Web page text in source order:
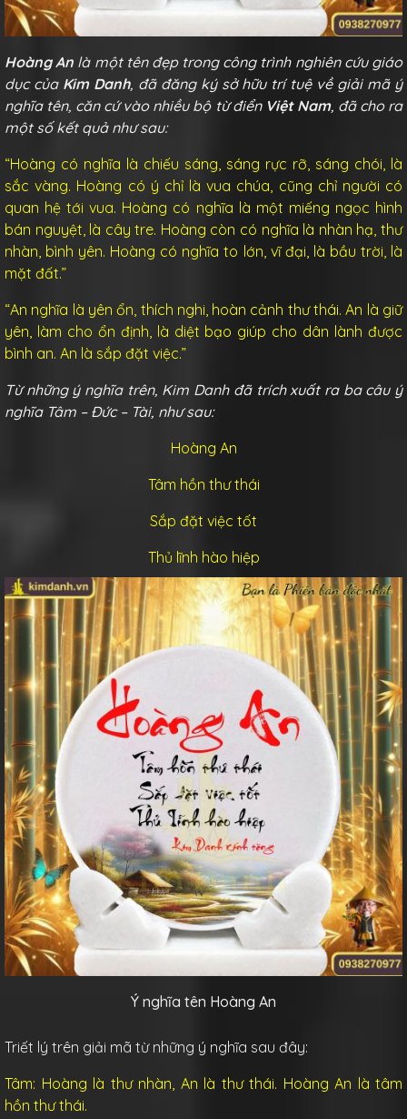
Hoàng An là một tên đẹp trong công trình nghiên cứu giáo
dục của Kim Danh, đã đăng ký sở hữu trí tuệ về giải mã ý
nghĩa tên, căn cứ vào nhiều bộ từ điển Việt Nam, đã cho ra
một số kết quả như sau:
“Hoàng có nghĩa là chiếu sáng, sáng rực rỡ, sáng chói, là
sắc vàng. Hoàng có ý chỉ là vua chúa, cũng chỉ người có
quan hệ tới vua. Hoàng có nghĩa là một miếng ngọc hình
bán nguyệt, là cây tre. Hoàng còn có nghĩa là nhàn hạ, thư
nhàn, bình yên. Hoàng có nghĩa to lớn, vĩ đại, là bầu trời, là
mặt đất.”
“An nghĩa là yên ổn, thích nghi, hoàn cảnh thư thái. An là giữ
yên, làm cho ổn định, là diệt bạo giúp cho dân lành được
bình an. An là sắp đặt việc.”
Từ những ý nghĩa trên, Kim Danh đã trích xuất ra ba câu ý
nghĩa Tâm – Đức – Tài, như sau:
Hoàng An
Tâm hồn thư thái
Sắp đặt việc tốt
Thủ lĩnh hào hiệp
Ý nghĩa tên Hoàng An
Triết lý trên giải mã từ những ý nghĩa sau đây:
Tâm: Hoàng là thư nhàn, An là thư thái. Hoàng An là tâm
hồn thư thái.